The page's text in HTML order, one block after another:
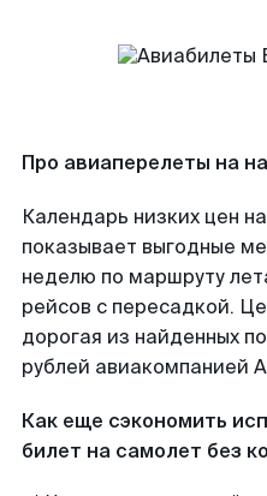
Про авиаперелеты на
Календарь низких цен
показывает выгодные
неделю по маршруту
рейсов с пересадкой.
дорогая из найденных
рублей авиакомпанией
Как еще сэкономить
билет на самолет без